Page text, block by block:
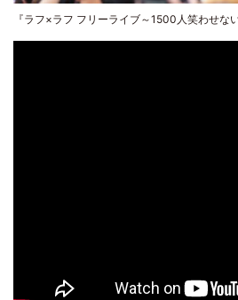
『ラフ×ラフ フリーライブ～1500人笑わせな